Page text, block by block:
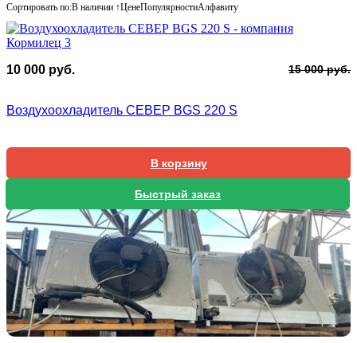
Сортировать по:В наличии ↑ЦенеПопулярностиАлфавиту
15 000руб.
10 000 руб.
Воздухоохладитель СЕВЕР BGS 220 S
В корзину
Быстрый заказ